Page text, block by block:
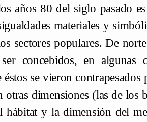
años 80 del siglo pasado
materiales y
sectores populares. De
concebidos, en algunas
se vieron
dimensiones (las de los
y la dimensión del